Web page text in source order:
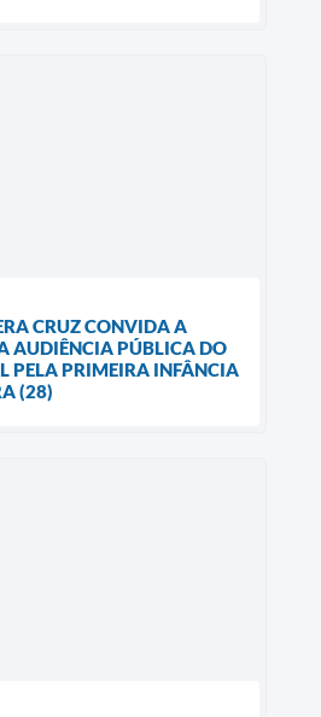
CRUZ CONVIDA A
AUDIÊNCIA PÚBLICA DO
PELA PRIMEIRA INFÂNCIA
(28)